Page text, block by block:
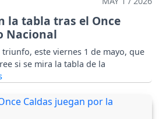
la tabla tras el Once
Nacional
este viernes 1 de mayo, que
si se mira la tabla de la